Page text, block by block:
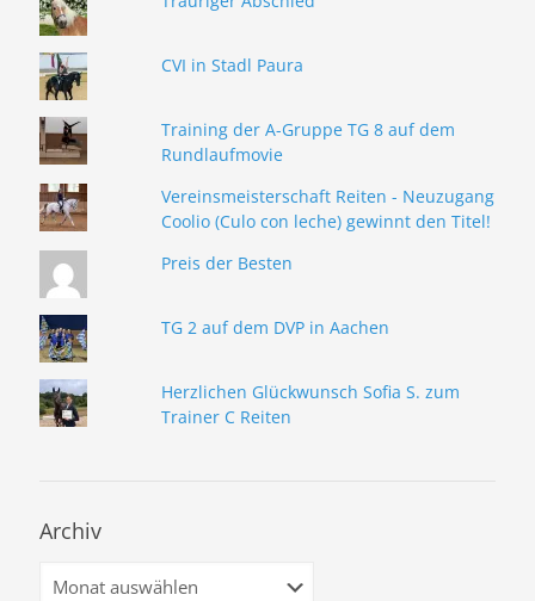
CVI in Stadl Paura
Training der A-Gruppe TG 8 auf dem
Rundlaufmovie
Vereinsmeisterschaft Reiten - Neuzugang
Coolio (Culo con leche) gewinnt den Titel!
Preis der Besten
TG 2 auf dem DVP in Aachen
Herzlichen Glückwunsch Sofia S. zum
Trainer C Reiten
Archiv